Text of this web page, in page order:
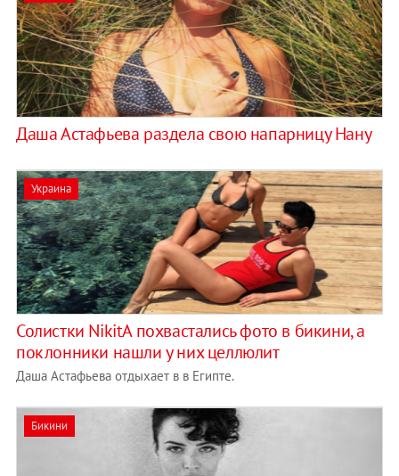
Даша Астафьева раздела свою напарницу Нану
Украина
Солистки NikitA похвастались фото в бикини, а
поклонники нашли у них целлюлит
Даша Астафьева отдыхает в в Египте.
Бикини